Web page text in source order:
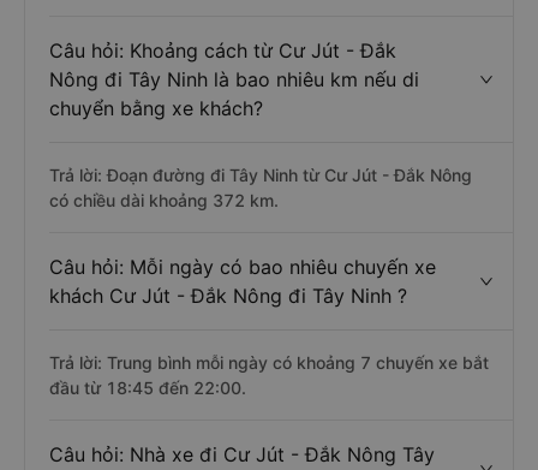
Câu hỏi: Khoảng cách từ Cư Jút - Đắk
Nông đi Tây Ninh là bao nhiêu km nếu di
chuyển bằng xe khách?
Trả lời: Đoạn đường đi Tây Ninh từ Cư Jút - Đắk Nông
có chiều dài khoảng 372 km.
Câu hỏi: Mỗi ngày có bao nhiêu chuyến xe
khách Cư Jút - Đắk Nông đi Tây Ninh ?
Trả lời: Trung bình mỗi ngày có khoảng 7 chuyến xe bắt
đầu từ 18:45 đến 22:00.
Câu hỏi: Nhà xe đi Cư Jút - Đắk Nông Tây